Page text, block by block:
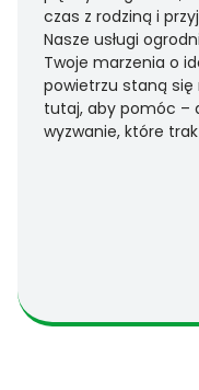
czas z rodziną i
Nasze usługi
Twoje marzenia o
powietrzu staną
tutaj, aby pomóc –
wyzwanie, które